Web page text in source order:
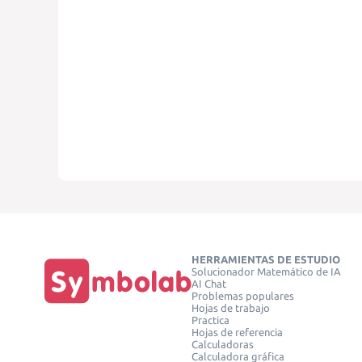
HERRAMIENTAS DE ESTUDIO
Solucionador Matemático de IA
AI Chat
Problemas populares
Hojas de trabajo
Practica
Hojas de referencia
Calculadoras
Calculadora gráfica